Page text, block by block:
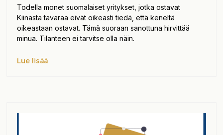
Todella monet suomalaiset yritykset, jotka ostavat
Kiinasta tavaraa eivät oikeasti tiedä, että keneltä
oikeastaan ostavat. Tämä suoraan sanottuna hirvittää
minua. Tilanteen ei tarvitse olla näin.
Lue lisää